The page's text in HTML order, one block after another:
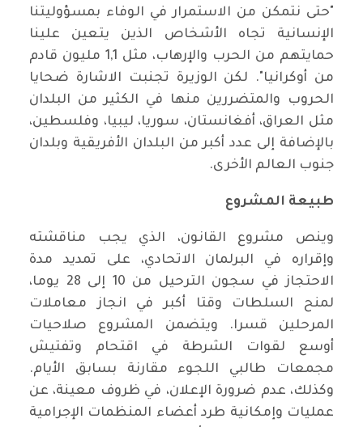
"حتى نتمكن من الاستمرار في الوفاء بمسؤوليتنا
الإنسانية تجاه الأشخاص الذين يتعين علينا
حمايتهم من الحرب والإرهاب، مثل 1,1 مليون قادم
من أوكرانيا". لكن الوزيرة تجنبت الاشارة ضحايا
الحروب والمتضررين منها في الكثير من البلدان
مثل العراق، أفغانستان، سوريا، ليبيا، وفلسطين،
بالإضافة إلى عدد أكبر من البلدان الأفريقية وبلدان
جنوب العالم الأخرى.
طبيعة المشروع
وينص مشروع القانون، الذي يجب مناقشته
وإقراره في البرلمان الاتحادي، على تمديد مدة
الاحتجاز في سجون الترحيل من 10 إلى 28 يوما،
لمنح السلطات وقتا أكبر في انجاز معاملات
المرحلين قسرا. ويتضمن المشروع صلاحيات
أوسع لقوات الشرطة في اقتحام وتفتيش
مجمعات طالبي اللجوء مقارنة بسابق الأيام.
وكذلك، عدم ضرورة الإعلان، في ظروف معينة، عن
عمليات وإمكانية طرد أعضاء المنظمات الإجرامية